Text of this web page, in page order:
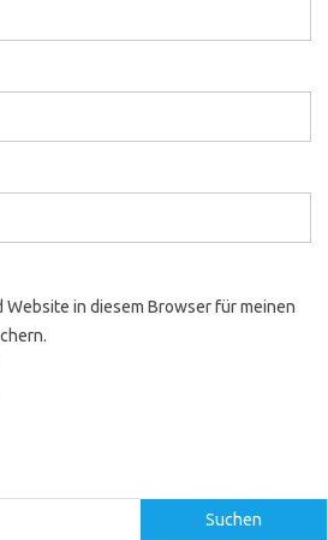
Website in diesem Browser für meinen
Suchen